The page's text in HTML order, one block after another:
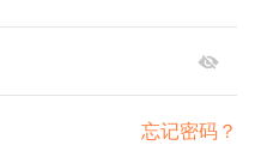
忘记密码？